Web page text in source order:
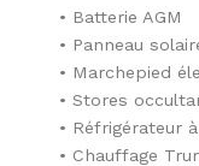
• Batterie AGM
• Panneau
• Marchepied
• Stores
• Réfrigérateur
• Chauffage